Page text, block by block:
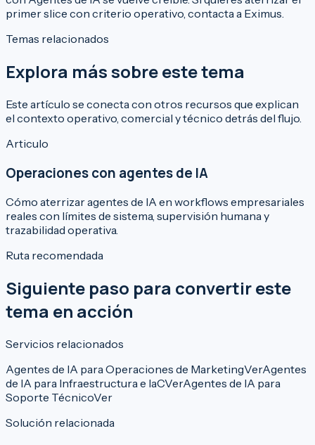
primer slice con criterio operativo, contacta a Eximus.
Temas relacionados
Explora más sobre este tema
Este artículo se conecta con otros recursos que explican
el contexto operativo, comercial y técnico detrás del flujo.
Articulo
Operaciones con agentes de IA
Cómo aterrizar agentes de IA en workflows empresariales
reales con límites de sistema, supervisión humana y
trazabilidad operativa.
Ruta recomendada
Siguiente paso para convertir este
tema en acción
Servicios relacionados
Agentes de IA para Operaciones de MarketingVerAgentes
de IA para Infraestructura e IaCVerAgentes de IA para
Soporte TécnicoVer
Solución relacionada